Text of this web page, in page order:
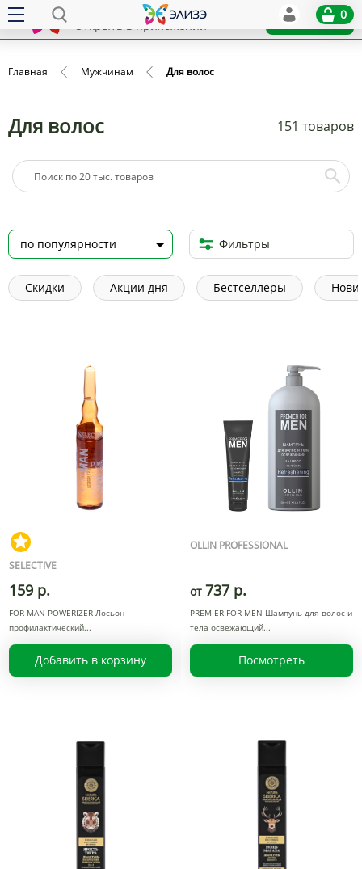
x
Открыть в приложении
Установить
0
Главная Мужчинам Для волос
Для волос 151 товаров
Фильтры
Скидки Акции дня Бестселлеры
SELECTIVE
159 р.
FOR MAN POWERIZER Лосьон
профилактический
Добавить в корзину
OLLIN PROFESSIONAL
от 737 р.
PREMIER FOR MEN Шампунь для волос и
тела освежающий
Посмотреть